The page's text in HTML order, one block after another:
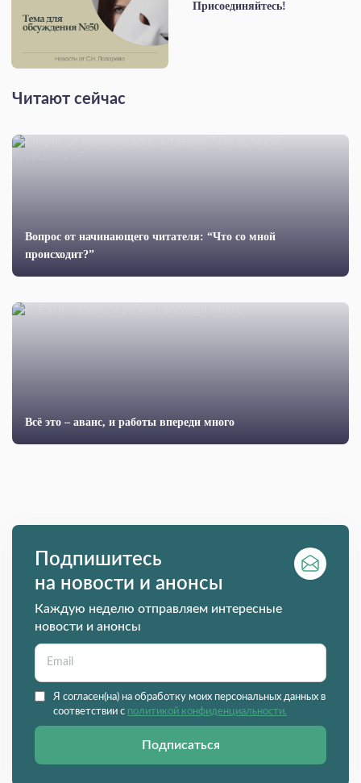
Присоединяйтесь!
Читают сейчас
Вопрос от начинающего читателя: “Что со мной
происходит?”
Всё это – аванс, и работы впереди много
Подпишитесь
на новости и анонсы
Каждую неделю отправляем интересные
новости и анонсы
Я согласен(на) на обработку моих персональных данных в
соответствии с политикой конфиденциальности.
Подписаться